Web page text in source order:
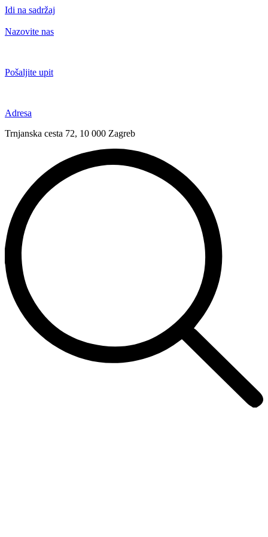
Idi na sadržaj
Nazovite nas
Pošaljite upit
Adresa
Trnjanska cesta 72, 10 000 Zagreb